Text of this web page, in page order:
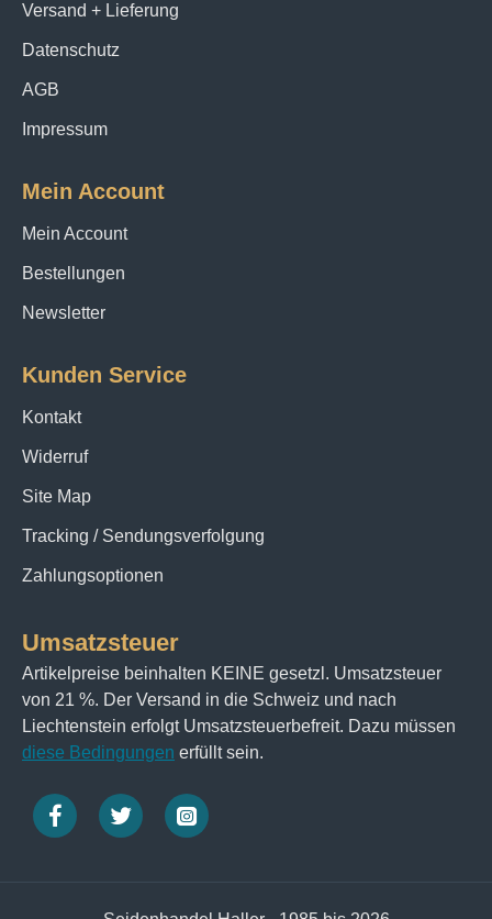
Versand + Lieferung
Datenschutz
AGB
Impressum
Mein Account
Mein Account
Bestellungen
Newsletter
Kunden Service
Kontakt
Widerruf
Site Map
Tracking / Sendungsverfolgung
Zahlungsoptionen
Umsatzsteuer
Artikelpreise beinhalten KEINE gesetzl. Umsatzsteuer
von 21 %. Der Versand in die Schweiz und nach
Liechtenstein erfolgt Umsatzsteuerbefreit. Dazu müssen
diese Bedingungen erfüllt sein.